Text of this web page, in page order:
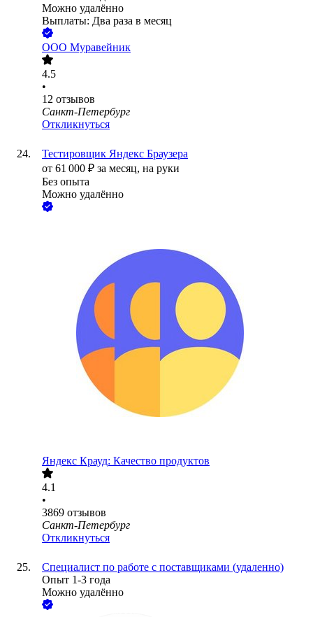
Можно удалённо
Выплаты: Два раза в месяц
ООО Муравейник
4.5
•
12 отзывов
Санкт-Петербург
Откликнуться
Тестировщик Яндекс Браузера
от 61 000 ₽ за месяц, на руки
Без опыта
Можно удалённо
Яндекс Крауд: Качество продуктов
4.1
•
3869 отзывов
Санкт-Петербург
Откликнуться
Специалист по работе с поставщиками (удаленно)
Опыт 1-3 года
Можно удалённо